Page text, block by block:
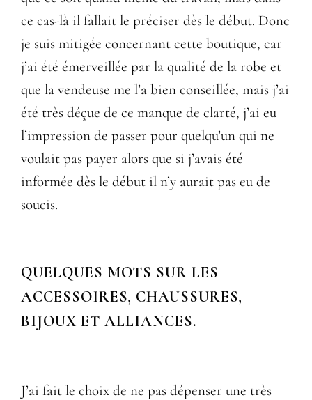
ce cas-là il fallait le préciser dès le début. Donc
je suis mitigée concernant cette boutique, car
j’ai été émerveillée par la qualité de la robe et
que la vendeuse me l’a bien conseillée, mais j’ai
été très déçue de ce manque de clarté, j’ai eu
l’impression de passer pour quelqu’un qui ne
voulait pas payer alors que si j’avais été
informée dès le début il n’y aurait pas eu de
soucis.
QUELQUES MOTS SUR LES
ACCESSOIRES, CHAUSSURES,
BIJOUX ET ALLIANCES.
J’ai fait le choix de ne pas dépenser une très